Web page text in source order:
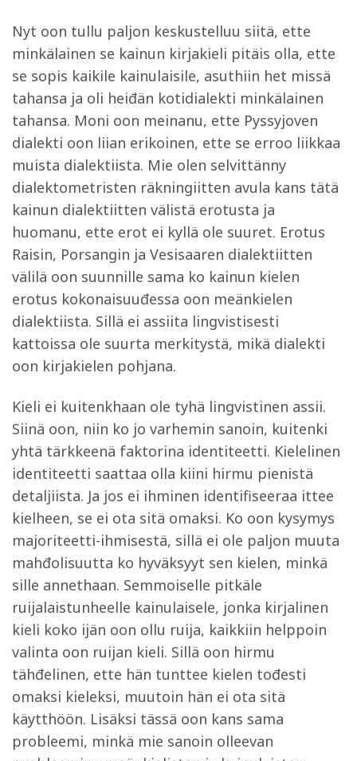
Nyt oon tullu paljon keskustelluu siitä, ette
minkälainen se kainun kirjakieli pitäis olla, ette
se sopis kaikile kainulaisile, asuthiin het missä
tahansa ja oli heiđän kotidialekti minkälainen
tahansa. Moni oon meinanu, ette Pyssyjoven
dialekti oon liian erikoinen, ette se erroo liikkaa
muista dialektiista. Mie olen selvittänny
dialektometristen räkningiitten avula kans tätä
kainun dialektiitten välistä erotusta ja
huomanu, ette erot ei kyllä ole suuret. Erotus
Raisin, Porsangin ja Vesisaaren dialektiitten
välilä oon suunnille sama ko kainun kielen
erotus kokonaisuuđessa oon meänkielen
dialektiista. Sillä ei assiita lingvistisesti
kattoissa ole suurta merkitystä, mikä dialekti
oon kirjakielen pohjana.
Kieli ei kuitenkhaan ole tyhä lingvistinen assii.
Siinä oon, niin ko jo varhemin sanoin, kuitenki
yhtä tärkkeenä faktorina identiteetti. Kielelinen
identiteetti saattaa olla kiini hirmu pienistä
detaljiista. Ja jos ei ihminen identifiseeraa ittee
kielheen, se ei ota sitä omaksi. Ko oon kysymys
majoriteetti-ihmisestä, sillä ei ole paljon muuta
mahđolisuutta ko hyväksyyt sen kielen, minkä
sille annethaan. Semmoiselle pitkäle
ruijalaistunheelle kainulaisele, jonka kirjalinen
kieli koko ijän oon ollu ruija, kaikkiin helppoin
valinta oon ruijan kieli. Sillä oon hirmu
tähđelinen, ette hän tunttee kielen tođesti
omaksi kieleksi, muutoin hän ei ota sitä
käytthöön. Lisäksi tässä oon kans sama
probleemi, minkä mie sanoin olleevan